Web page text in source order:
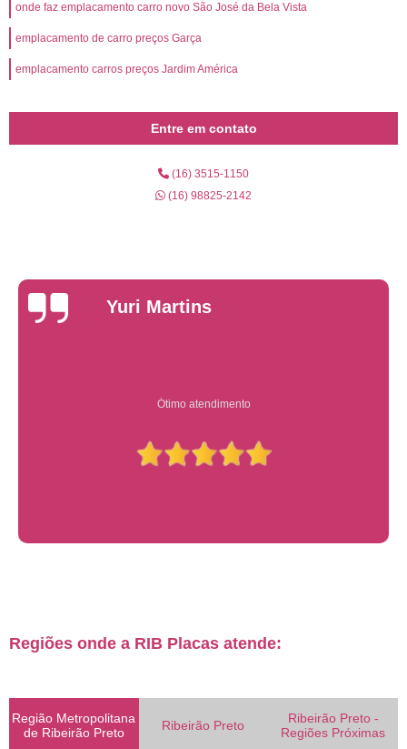
onde faz emplacamento carro novo São José da Bela Vista
emplacamento de carro preços Garça
emplacamento carros preços Jardim América
Entre em contato
(16) 3515-1150
(16) 98825-2142
Yuri Martins
Ótimo atendimento
Regiões onde a RIB Placas atende:
Região Metropolitana
de Ribeirão Preto
Ribeirão Preto
Ribeirão Preto -
Regiões Próximas